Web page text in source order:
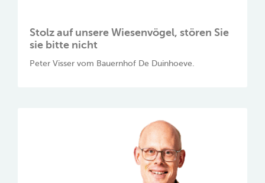
Stolz auf unsere Wiesenvögel, stören Sie
sie bitte nicht
Peter Visser vom Bauernhof De Duinhoeve.